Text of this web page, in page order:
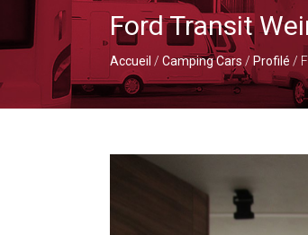
CARAVANE
À
RENNES
Ford Transit
Accueil / Camping Cars / Profilé /